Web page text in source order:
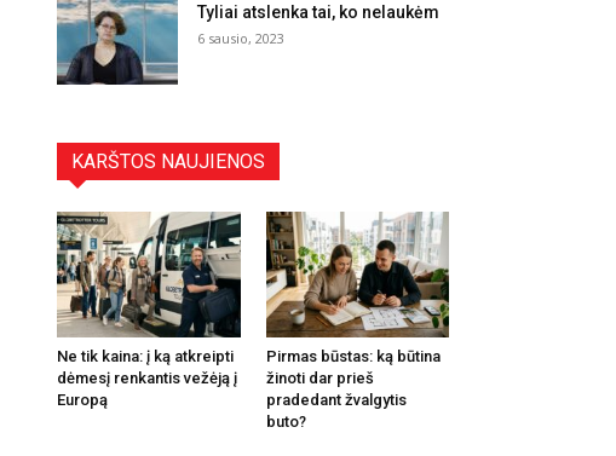
Tyliai atslenka tai, ko nelaukėm
6 sausio, 2023
KARŠTOS NAUJIENOS
Ne tik kaina: į ką atkreipti
dėmesį renkantis vežėją į
Europą
Pirmas būstas: ką būtina
žinoti dar prieš
pradedant žvalgytis
buto?